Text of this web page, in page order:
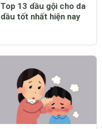
Top 13 dầu gội cho da
dầu tốt nhất hiện nay